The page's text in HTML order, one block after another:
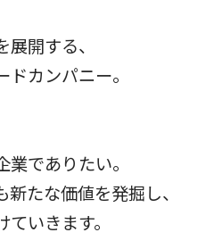
開する、
カンパニー。
でありたい。
たな価値を発掘し、
いきます。